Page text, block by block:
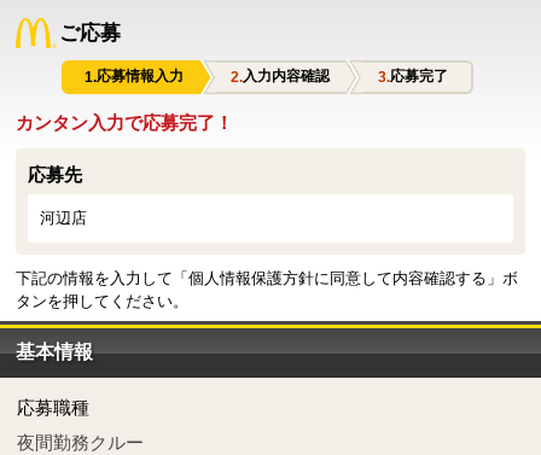
ご応募
応募情報入力 入力内容確認 応募完了
カンタン入力で応募完了！
応募先
河辺店
下記の情報を入力して「個人情報保護方針に同意して内容確認する」ボ
タンを押してください。
基本情報
応募職種
夜間勤務クルー